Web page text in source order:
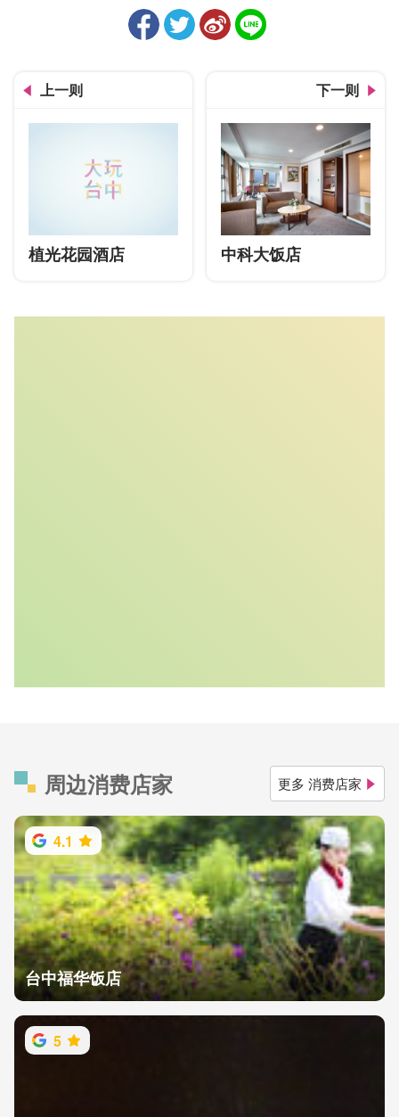
上一则
植光花园酒店
下一则
中科大饭店
周边消费店家 更多 消费店家
4.1
台中福华饭店
5